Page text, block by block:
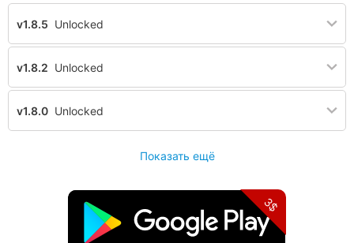
v1.8.5 Unlocked
v1.8.2 Unlocked
v1.8.0 Unlocked
Показать ещё
3$